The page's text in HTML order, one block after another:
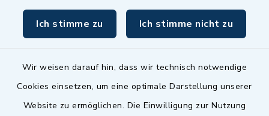
Ich stimme zu Ich stimme nicht zu
Wir weisen darauf hin, dass wir technisch notwendige
Cookies einsetzen, um eine optimale Darstellung unserer
Website zu ermöglichen. Die Einwilligung zur Nutzung
inixmedia GmbH